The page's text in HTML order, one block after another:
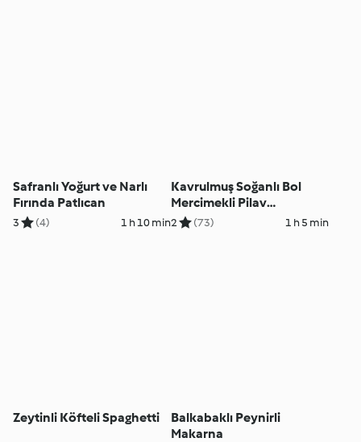
Safranlı Yoğurt ve Narlı
Fırında Patlıcan
3 (4) 1 h 10 min
Kavrulmuş Soğanlı Bol
Mercimekli Pilav
(Mujadarrah)
2 (73) 1 h 5 min
Zeytinli Köfteli Spaghetti
Balkabaklı Peynirli
Makarna